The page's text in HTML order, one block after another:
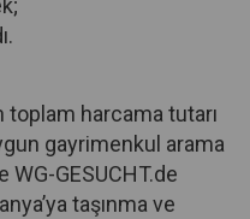
harcama tutarı
gayrimenkul arama
GESUCHT.de
taşınma ve